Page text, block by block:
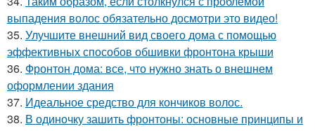
выпадения волос обязательно досмотри это видео!
35. Улучшите внешний вид своего дома с помощью
эффективных способов обшивки фронтона крыши
36. Фронтон дома: все, что нужно знать о внешнем
оформлении здания
37. Идеальное средство для кончиков волос.
38. В одиночку зашить фронтоны: основные принципы и